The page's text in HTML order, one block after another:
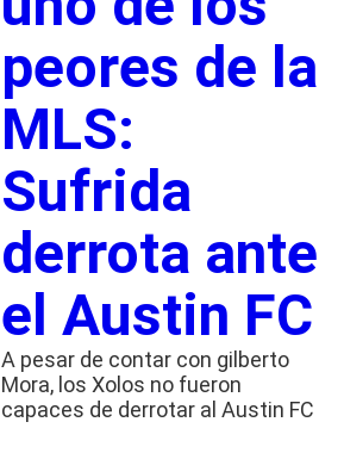
peores de la
MLS:
Sufrida
derrota ante
el Austin FC
A pesar de contar con gilberto
Mora, los Xolos no fueron
capaces de derrotar al Austin FC